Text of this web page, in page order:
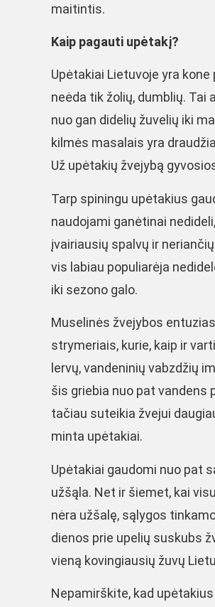
maitintis.
Kaip pagauti upėtakį?
Upėtakiai Lietuvoje yra
neėda tik žolių, dumblių.
nuo gan didelių žuvelių iki
kilmės masalais yra
Už upėtakių žvejybą
Tarp spiningu upėtakius
naudojami ganėtinai
įvairiausių spalvų ir
vis labiau populiarėja
iki sezono galo.
Muselinės žvejybos
strymeriais, kurie, kaip ir
lervų, vandeninių vabzdžių
šis griebia nuo pat vandens
tačiau suteikia žvejui
minta upėtakiai.
Upėtakiai gaudomi nuo pat
užšąla. Net ir šiemet, kai
nėra užšalę, sąlygos
dienos prie upelių suskubs
vieną kovingiausių žuvų
Nepamirškite, kad